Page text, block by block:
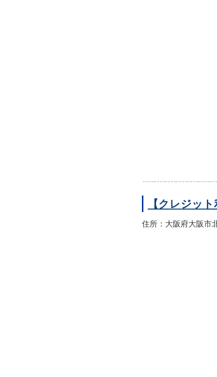
【クレジッ
住所：大阪府大阪市